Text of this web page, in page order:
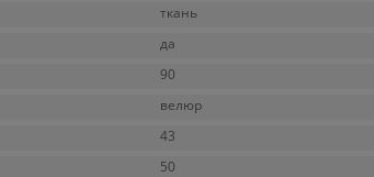
ткань
да
90
велюр
43
50